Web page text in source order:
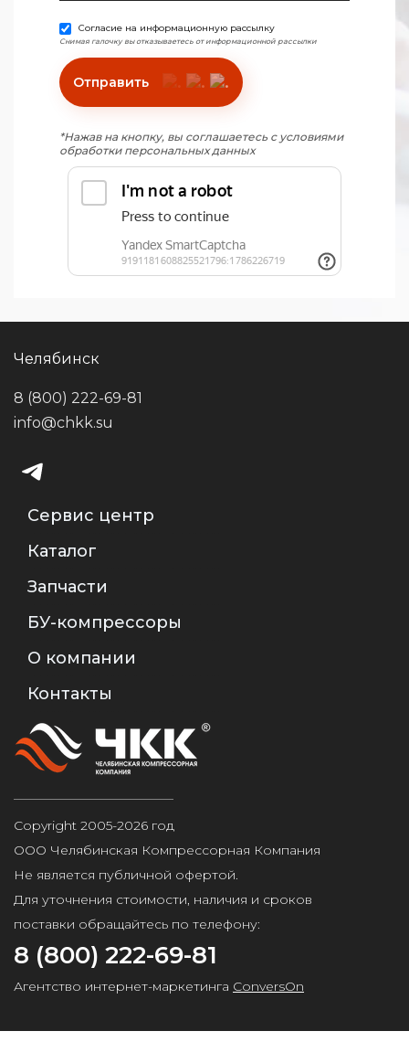
Согласие на информационную рассылку
Снимая галочку вы отказываетесь от информационной рассылки
Отправить
*Нажав на кнопку, вы соглашаетесь с условиями
обработки персональных данных
Челябинск
8 (800) 222-69-81
info@chkk.su
Сервис центр
Каталог
Запчасти
БУ-компрессоры
О компании
Контакты
Copyright 2005-2026 год
ООО Челябинская Компрессорная Компания
Не является публичной офертой.
Для уточнения стоимости, наличия и сроков
поставки обращайтесь по телефону:
8 (800) 222-69-81
Агентство интернет-маркетинга ConversOn